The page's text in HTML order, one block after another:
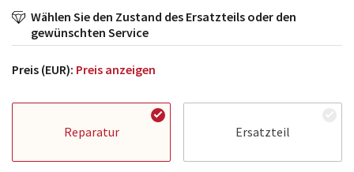
Wählen Sie den Zustand des Ersatzteils oder den
gewünschten Service
Preis (EUR): Preis anzeigen
Reparatur Ersatzteil